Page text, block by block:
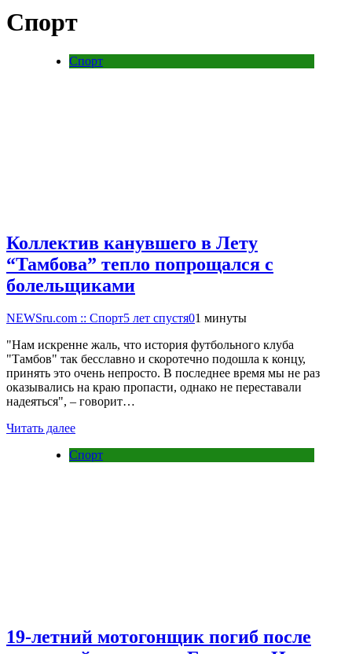
Спорт
Спорт
Коллектив канувшего в Лету
“Тамбова” тепло попрощался с
болельщиками
NEWSru.com :: Спорт5 лет спустя01 минуты
"Нам искренне жаль, что история футбольного клуба
"Тамбов" так бесславно и скоротечно подошла к концу,
принять это очень непросто. В последнее время мы не раз
оказывались на краю пропасти, однако не переставали
надеяться", – говорит…
Читать далее
Спорт
19-летний мотогонщик погиб после